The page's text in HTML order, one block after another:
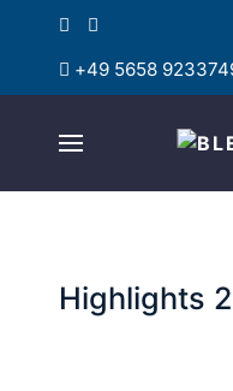
+49 5658
Highlights